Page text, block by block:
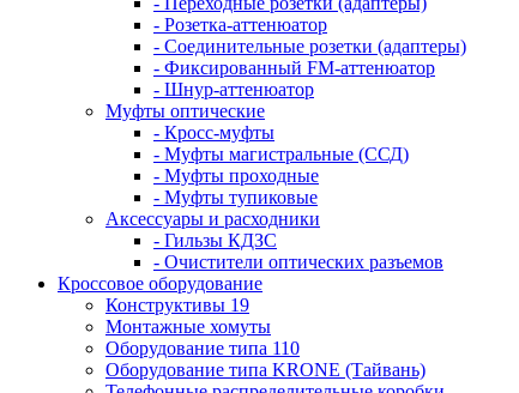
- Розетка-аттенюатор
- Соединительные розетки (адаптеры)
- Фиксированный FM-аттенюатор
- Шнур-аттенюатор
Муфты оптические
- Кросс-муфты
- Муфты магистральные (ССД)
- Муфты проходные
- Муфты тупиковые
Аксессуары и расходники
- Гильзы КДЗС
- Очистители оптических разъемов
Кроссовое оборудование
Конструктивы 19
Монтажные хомуты
Оборудование типа 110
Оборудование типа KRONE (Тайвань)